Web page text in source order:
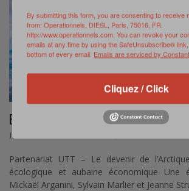
ETUDE UTT SUR LE DEVENIR DE
JEUNES AUTEURS
Partenariat UTT – Le devenir de
écologique et aubaine économique Une
Mickaël Arganini, Sylvain Marlier et Jeanne
By submitting this form, you are consenting to receive
from: Operationnels, DIESL, Paris, 75016, FR,
http://www.operationnels.com. You can revoke your
emails at any time by using the SafeUnsubscribe®
bottom of every email. Emails are serviced by
Cliquez / Click